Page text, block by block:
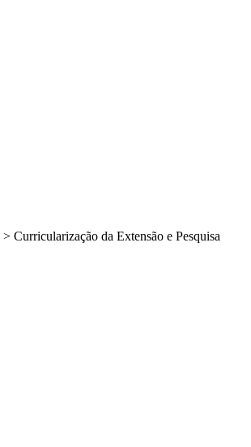
> Curricularização da Extensão e Pesquisa